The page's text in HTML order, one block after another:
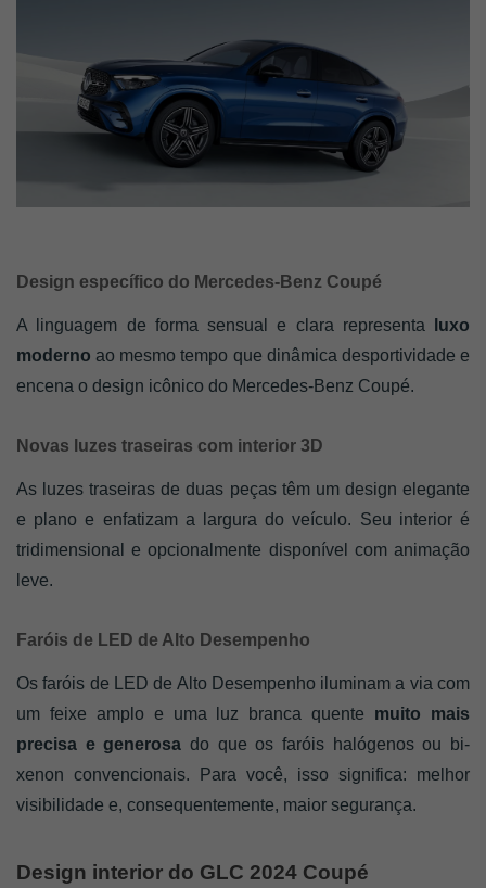
Design específico do Mercedes-Benz Coupé
A linguagem de forma sensual e clara representa
luxo
moderno ao mesmo tempo que dinâmica desportividade e
encena o design icônico do Mercedes-Benz Coupé.
Novas luzes traseiras com interior 3D
As luzes traseiras de duas peças têm um design elegante
e plano e enfatizam a largura do veículo. Seu interior é
tridimensional e opcionalmente disponível com animação
leve.
Faróis de LED de Alto Desempenho
Os faróis de LED de Alto Desempenho iluminam a via com
um feixe amplo e uma luz branca quente muito mais
precisa e generosa do que os faróis halógenos ou bi-
xenon convencionais. Para você, isso significa: melhor
visibilidade e, consequentemente, maior segurança.
Design interior do GLC 2024 Coupé